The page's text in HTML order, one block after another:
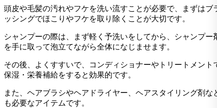
頭皮や毛髪の汚れやフケを洗い流すことが必要で、まずはブ
ッシングでほこりやフケを取り除くことが大切です。
シャンプーの際は、まず軽く予洗いをしてから、シャンプー
を手に取って泡立てながら全体になじませます。
その後、よくすすいで、コンディショナーやトリートメント
保湿・栄養補給をすると効果的です。
また、ヘアブラシやヘアドライヤー、ヘアスタイリング剤な
も必要なアイテムです。